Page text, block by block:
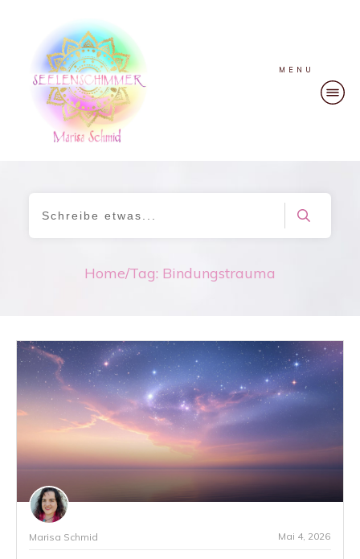
MENU
Home/Tag: Bindungstrauma
Marisa Schmid Mai 4, 2026